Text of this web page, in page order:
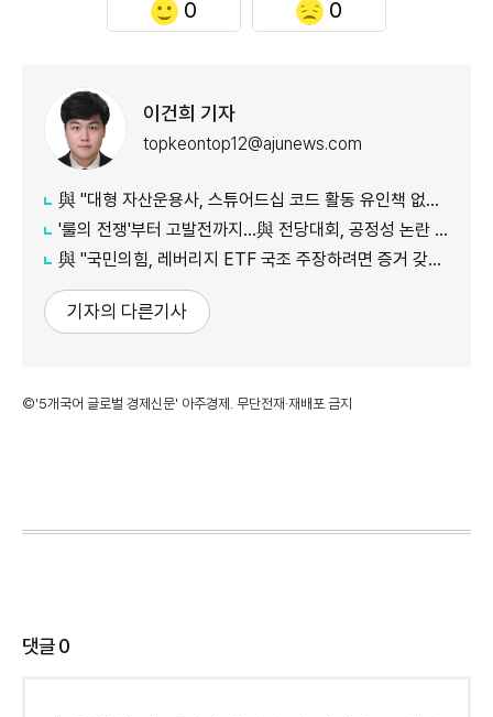
0 0
이건희 기자
topkeontop12@ajunews.com
與 "대형 자산운용사, 스튜어드십 코드 활동 유인책 없다고 해"
'룰의 전쟁'부터 고발전까지…與 전당대회, 공정성 논란 계속
​​​​​​​與 "국민의힘, 레버리지 ETF 국조 주장하려면 증거 갖고 와야"
기자의 다른기사
©'5개국어 글로벌 경제신문' 아주경제. 무단전재·재배포 금지
댓글0